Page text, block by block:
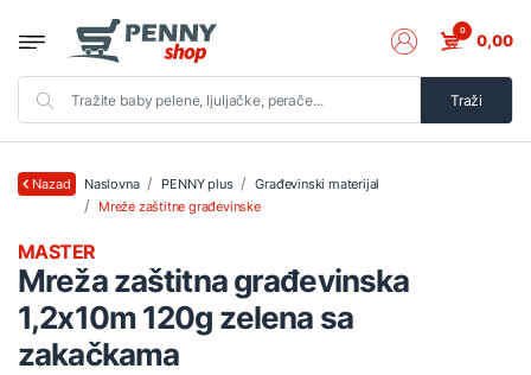
Traži
0 0,00
Nazad Naslovna PENNY plus
Građevinski materijal
Mreže zaštitne građevinske
Mreža zaštitna građevinska
1,2x10m 120g zelena sa
zakačkama
MASTER